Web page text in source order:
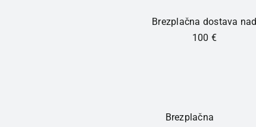
Brezplačna dostava nad
100 €
Brezplačna